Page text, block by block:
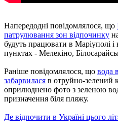
Напередодні повідомлялося, що
патрулювання зон відпочинку
будуть працювати в Маріуполі
пунктах - Мелекіно,
Раніше повідомлялося, що вода
забарвилася в отруйно-зелений
оприлюднено фото з зеленою
призначення біля пляжу.
Де відпочити в Україні цього